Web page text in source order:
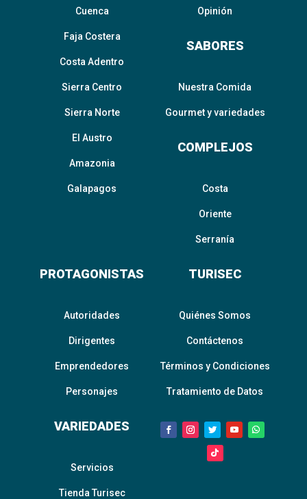
Cuenca
Faja Costera
Costa Adentro
Sierra Centro
Sierra Norte
El Austro
Amazonia
Galapagos
Opinión
SABORES
Nuestra Comida
Gourmet y variedades
COMPLEJOS
Costa
Oriente
Serranía
PROTAGONISTAS
Autoridades
Dirigentes
Emprendedores
Personajes
VARIEDADES
Servicios
Tienda Turisec
TURISEC
Quiénes Somos
Contáctenos
Términos y Condiciones
Tratamiento de Datos